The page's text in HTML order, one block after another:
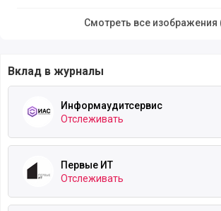
Помимо поиска работы в
выстраивании отношений между
сфере налогов, учёта и бизнеса;
узнать об отражении
Смотреть все изображения
Вклад в журналы
Информаудитсервис
Отслеживать
Первые ИТ
Отслеживать